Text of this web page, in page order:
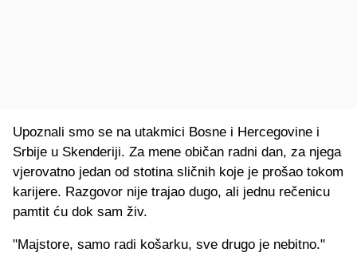
Upoznali smo se na utakmici Bosne i Hercegovine i
Srbije u Skenderiji. Za mene običan radni dan, za njega
vjerovatno jedan od stotina sličnih koje je prošao tokom
karijere. Razgovor nije trajao dugo, ali jednu rečenicu
pamtit ću dok sam živ.
"Majstore, samo radi košarku, sve drugo je nebitno."